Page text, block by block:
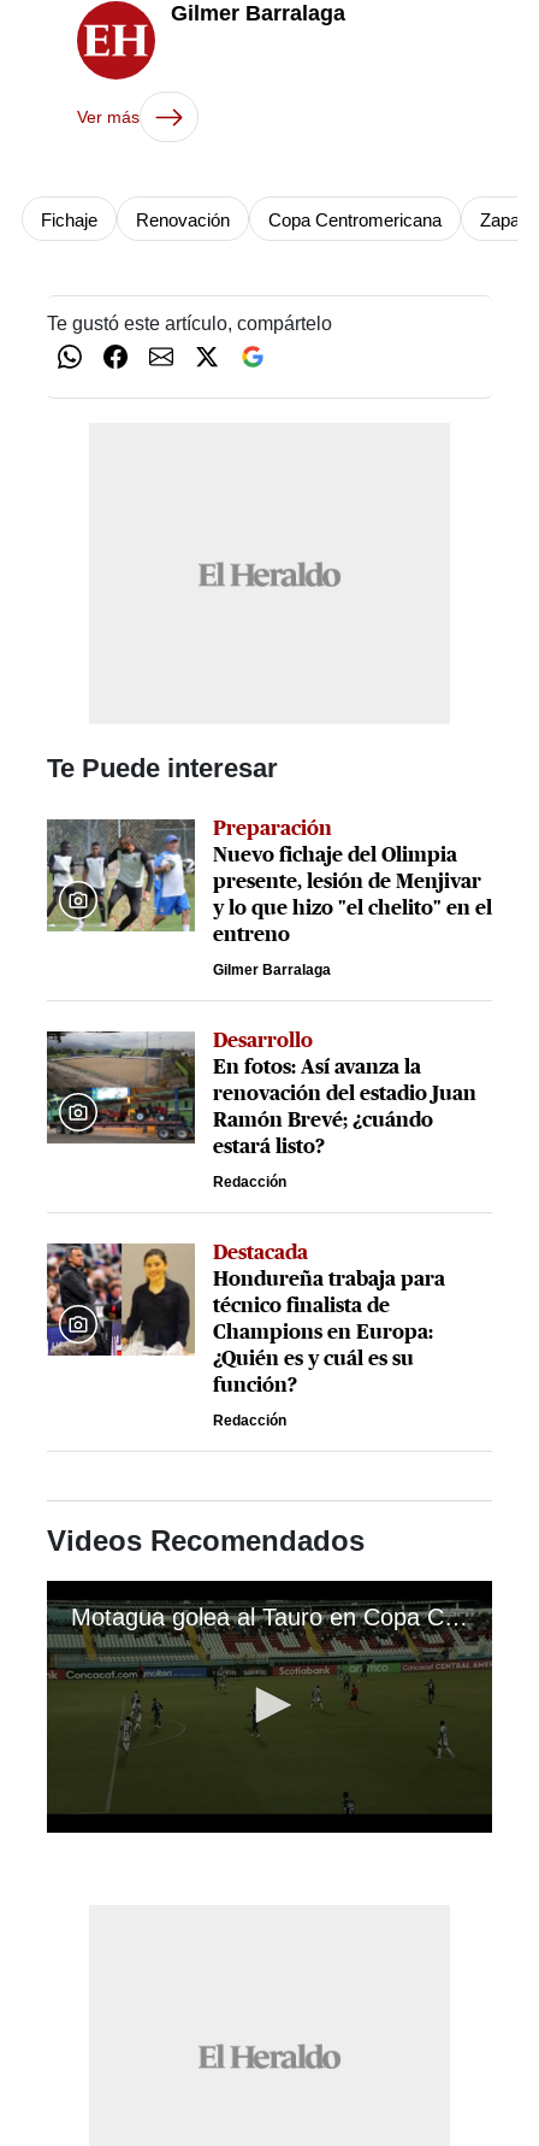
Gilmer Barralaga
Ver más
Fichaje Renovación Copa Centromericana
Te gustó este artículo, compártelo
Te Puede interesar
Preparación
Nuevo fichaje del Olimpia
presente, lesión de Menjivar
y lo que hizo "el chelito" en el
entreno
Gilmer Barralaga
Desarrollo
En fotos: Así avanza la
renovación del estadio Juan
Ramón Brevé; ¿cuándo
estará listo?
Redacción
Destacada
Hondureña trabaja para
técnico finalista de
Champions en Europa:
¿Quién es y cuál es su
función?
Redacción
Videos Recomendados
Motagua golea al Tauro en Copa Centroamericana